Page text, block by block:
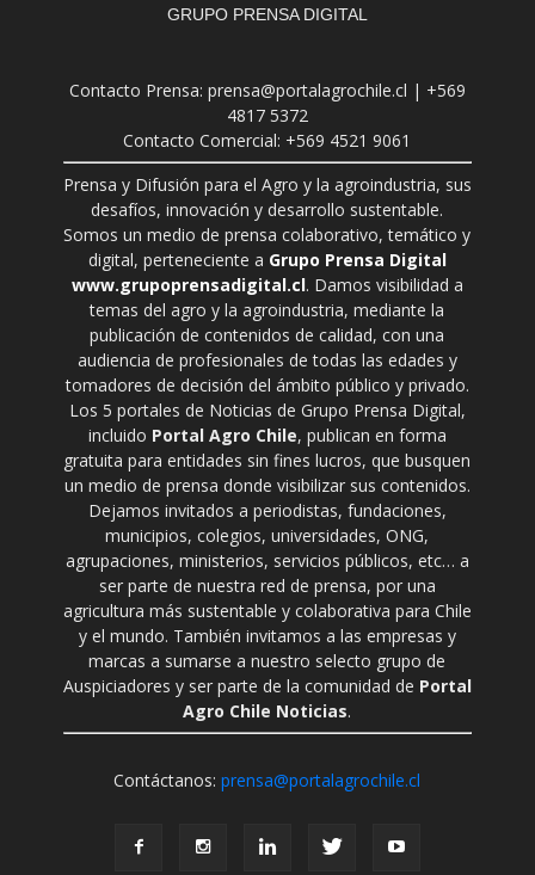
GRUPO PRENSA DIGITAL
Contacto Prensa: prensa@portalagrochile.cl | +569
4817 5372
Contacto Comercial: +569 4521 9061
Prensa y Difusión para el Agro y la agroindustria, sus
desafíos, innovación y desarrollo sustentable.
Somos un medio de prensa colaborativo, temático y
digital, perteneciente a Grupo Prensa Digital
www.grupoprensadigital.cl. Damos visibilidad a
temas del agro y la agroindustria, mediante la
publicación de contenidos de calidad, con una
audiencia de profesionales de todas las edades y
tomadores de decisión del ámbito público y privado.
Los 5 portales de Noticias de Grupo Prensa Digital,
incluido Portal Agro Chile, publican en forma
gratuita para entidades sin fines lucros, que busquen
un medio de prensa donde visibilizar sus contenidos.
Dejamos invitados a periodistas, fundaciones,
municipios, colegios, universidades, ONG,
agrupaciones, ministerios, servicios públicos, etc… a
ser parte de nuestra red de prensa, por una
agricultura más sustentable y colaborativa para Chile
y el mundo. También invitamos a las empresas y
marcas a sumarse a nuestro selecto grupo de
Auspiciadores y ser parte de la comunidad de Portal
Agro Chile Noticias.
Contáctanos:prensa@portalagrochile.cl